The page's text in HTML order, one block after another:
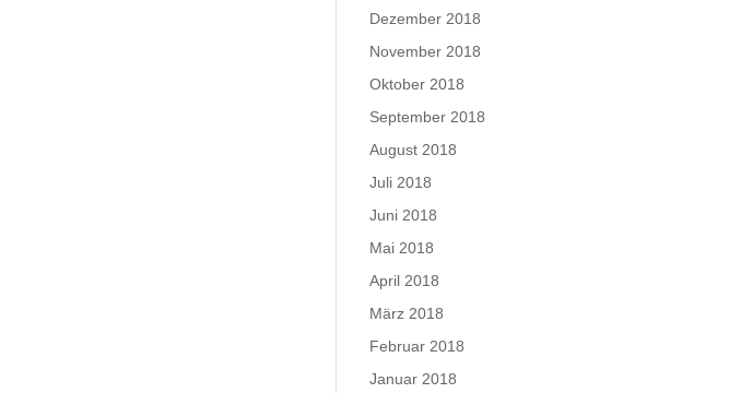
Dezember 2018
November 2018
Oktober 2018
September 2018
August 2018
Juli 2018
Juni 2018
Mai 2018
April 2018
März 2018
Februar 2018
Januar 2018